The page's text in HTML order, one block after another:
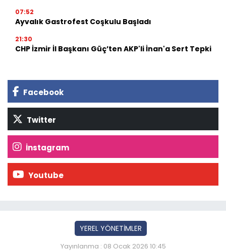
07:52
Ayvalık Gastrofest Coşkulu Başladı
21:30
CHP İzmir İl Başkanı Güç’ten AKP'li İnan'a Sert Tepki
Facebook
Twitter
İnstagram
Youtube
YEREL YÖNETİMLER
Yayınlanma : 08 Ocak 2026 10:45